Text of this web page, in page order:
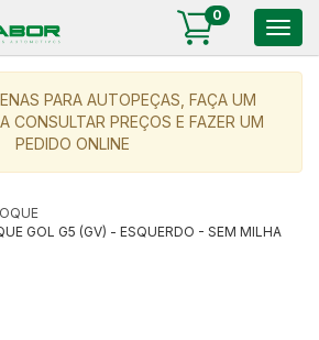
0
PARA AUTOPEÇAS, FAÇA UM
CONSULTAR PREÇOS E FAZER UM
PEDIDO ONLINE
GOL G5 (GV) - ESQUERDO - SEM MILHA